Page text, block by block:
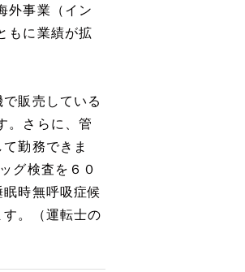
外事業（イン
もに業績が拡
販売している
。さらに、管
勤務できま
グ検査を６０
時無呼吸症候
。（運転士の